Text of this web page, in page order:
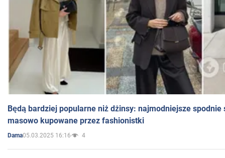
Będą bardziej popularne niż dżinsy: najmodniejsze spodnie
masowo kupowane przez fashionistki
Dama05.03.2025 16:16 4